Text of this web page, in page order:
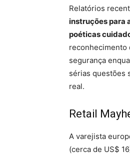
Relatórios
instruções para
poéticas
reconhecimento
segurança
sérias questões
real.
Retail
A varejista
(cerca de US$